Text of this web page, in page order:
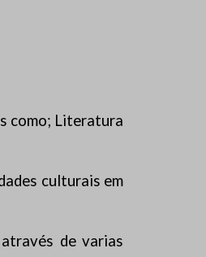
como; Literatura
culturais em
de varias